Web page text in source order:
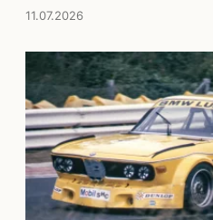
11.07.2026